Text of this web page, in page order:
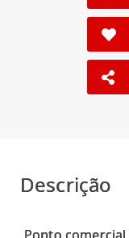
Descrição